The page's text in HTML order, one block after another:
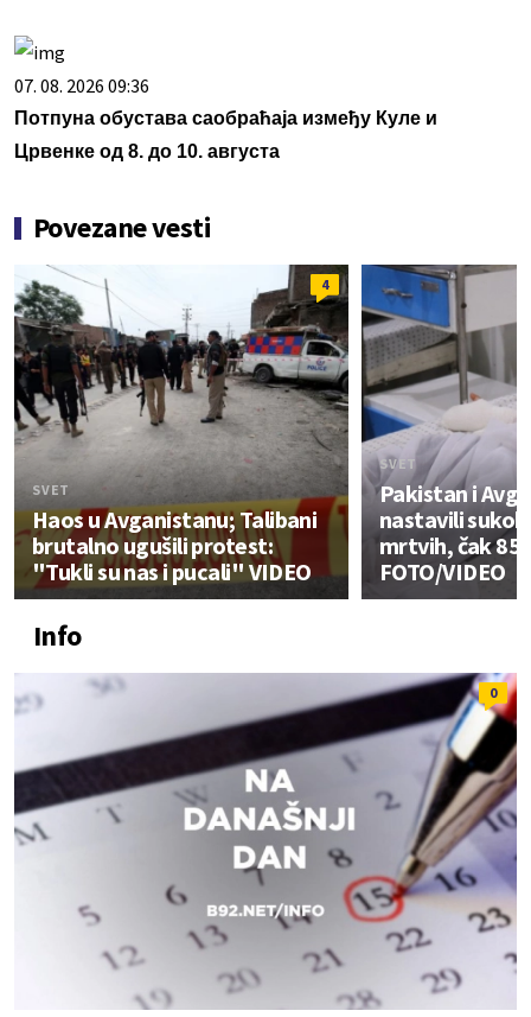
07. 08. 2026 09:36
Потпуна обустава саобраћаја између Куле и
Црвенке од 8. до 10. августа
Povezane vesti
4
SVET
Haos u Avganistanu; Talibani
brutalno ugušili protest:
"Tukli su nas i pucali" VIDEO
SVET
Pakistan i
nastavili
mrtvih, čak 85
FOTO/VIDEO
Info
0